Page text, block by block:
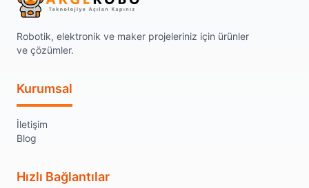
Robotik, elektronik ve maker projeleriniz için ürünler
ve çözümler.
Kurumsal
İletişim
Blog
Hızlı Bağlantılar